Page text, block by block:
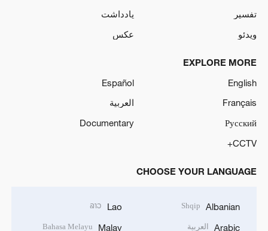
تفسیر
یادداشت
ویدئو
عکس
EXPLORE MORE
English
Español
Français
العربية
Русский
Documentary
CCTV+
CHOOSE YOUR LANGUAGE
Albanian
Shqip
Arabic العربية
Lao
ລາວ
Malay
Bahasa Melayu